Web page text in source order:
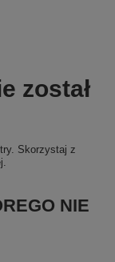
został
Skorzystaj z
.
NIE